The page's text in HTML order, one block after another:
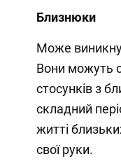
Близнюки
Може
Вони можуть
стосунків з
складний
житті
свої руки.